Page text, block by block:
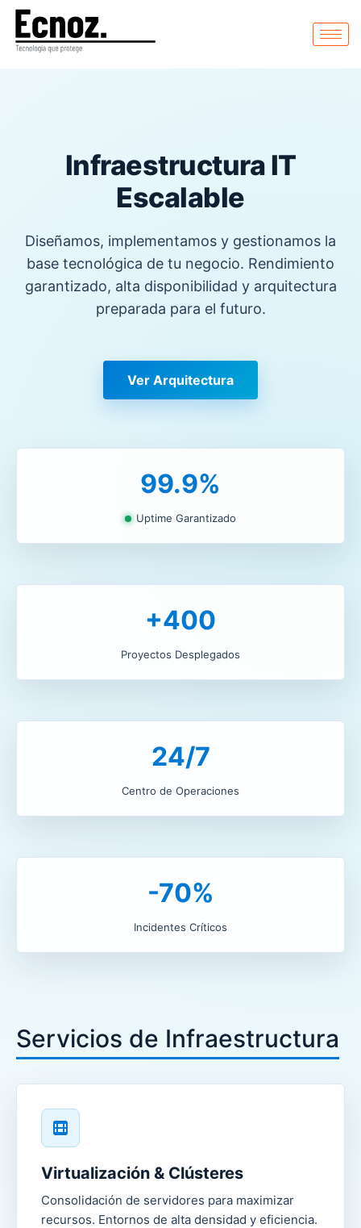
Infraestructura IT
Escalable
Diseñamos, implementamos y gestionamos la
base tecnológica de tu negocio. Rendimiento
garantizado, alta disponibilidad y arquitectura
preparada para el futuro.
Ver Arquitectura
99.9%
Uptime Garantizado
+400
Proyectos Desplegados
24/7
Centro de Operaciones
-70%
Incidentes Críticos
Servicios de Infraestructura
Virtualización & Clústeres
Consolidación de servidores para maximizar
recursos. Entornos de alta densidad y eficiencia.